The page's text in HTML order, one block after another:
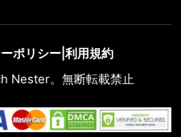
ポリシー 利用規約
Nester。無断転載禁止